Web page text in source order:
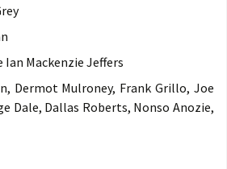
Ian Mackenzie Jeffers
Dermot Mulroney, Frank Grillo, Joe
Dale, Dallas Roberts, Nonso Anozie,